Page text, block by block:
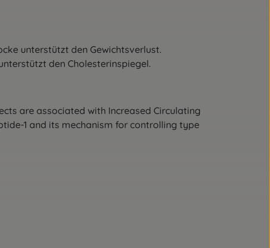
unterstützt den Gewichtsverlust.
den Cholesterinspiegel.
are associated with Increased Circulating
1 and its mechanism for controlling type